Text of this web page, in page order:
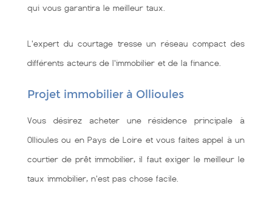
qui vous garantira le meilleur taux.
L'expert du courtage tresse un réseau compact des
différents acteurs de l'immobilier et de la finance.
Projet immobilier à Ollioules
Vous désirez acheter une résidence principale à
Ollioules ou en Pays de Loire et vous faites appel à un
courtier de prêt immobilier, il faut exiger le meilleur le
taux immobilier, n'est pas chose facile.